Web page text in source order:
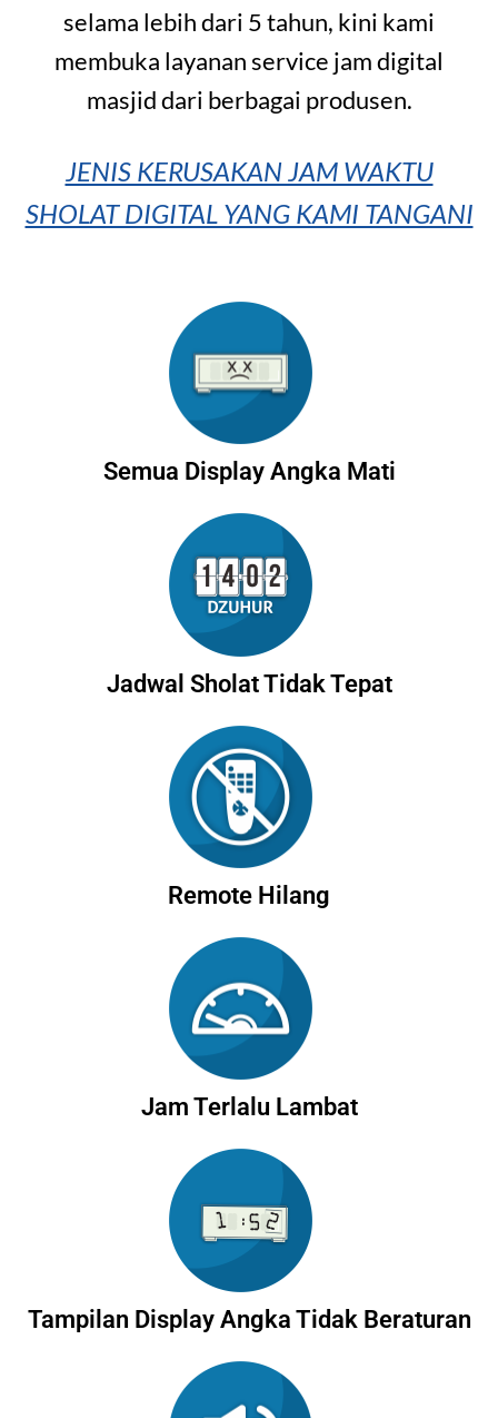
selama lebih dari 5 tahun, kini kami
membuka layanan service jam digital
masjid dari berbagai produsen.
JENIS KERUSAKAN JAM WAKTU
SHOLAT DIGITAL YANG KAMI TANGANI
Semua Display Angka Mati
Jadwal Sholat Tidak Tepat
Remote Hilang
Jam Terlalu Lambat
Tampilan Display Angka Tidak Beraturan